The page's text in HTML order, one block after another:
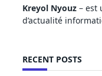
Kreyol Nyouz – est
d’actualité
RECENT POSTS